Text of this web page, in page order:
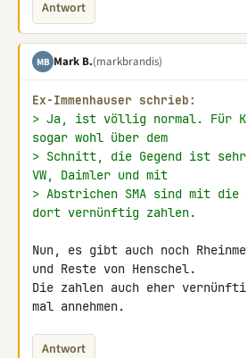
Antwort
MB Mark B.(markbrandis)
Ex-Immenhauser schrieb:
> Ja, ist völlig normal. Für
sogar wohl über dem
> Schnitt, die Gegend ist
VW, Daimler und mit
> Abstrichen SMA sind mit
dort vernünftig zahlen.
Nun, es gibt auch noch
und Reste von Henschel.
Die zahlen auch eher
mal annehmen.
Antwort